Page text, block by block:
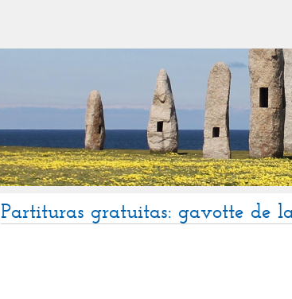
Partituras gratuitas: gavotte de